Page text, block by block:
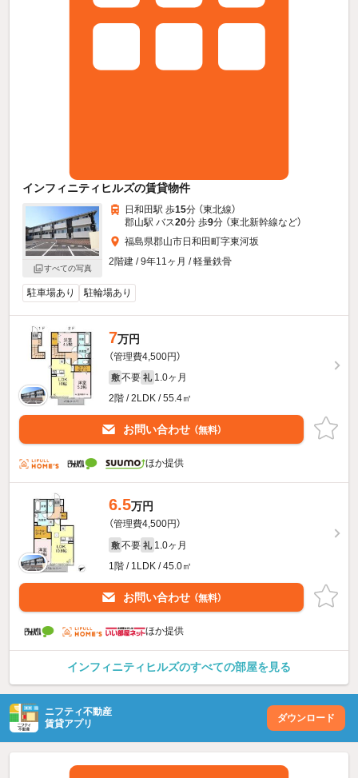
インフィニティヒルズの賃貸物件
すべての写真
日和田駅 歩15分 （東北線）
郡山駅 バス20分 歩9分 （東北新幹線など）
福島県郡山市日和田町字東河坂
2階建 / 9年11ヶ月 / 軽量鉄骨
駐車場あり 駐輪場あり
7万円
（管理費4,500円）
敷 不要 礼 1.0ヶ月
2階 / 2LDK / 55.4㎡
お問い合わせ （無料）
ほか提供
6.5万円
（管理費4,500円）
敷 不要 礼 1.0ヶ月
1階 / 1LDK / 45.0㎡
お問い合わせ （無料）
ほか提供
インフィニティヒルズのすべての部屋を見る
ニフティ不動産
賃貸アプリ
ダウンロード